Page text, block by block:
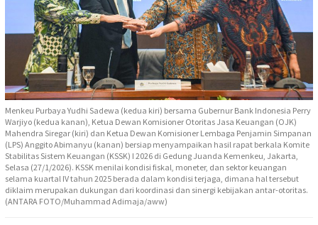
Menkeu Purbaya Yudhi Sadewa (kedua kiri) bersama Gubernur Bank Indonesia Perry
Warjiyo (kedua kanan), Ketua Dewan Komisioner Otoritas Jasa Keuangan (OJK)
Mahendra Siregar (kiri) dan Ketua Dewan Komisioner Lembaga Penjamin Simpanan
(LPS) Anggito Abimanyu (kanan) bersiap menyampaikan hasil rapat berkala Komite
Stabilitas Sistem Keuangan (KSSK) I 2026 di Gedung Juanda Kemenkeu, Jakarta,
Selasa (27/1/2026). KSSK menilai kondisi fiskal, moneter, dan sektor keuangan
selama kuartal IV tahun 2025 berada dalam kondisi terjaga, dimana hal tersebut
diklaim merupakan dukungan dari koordinasi dan sinergi kebijakan antar-otoritas.
(ANTARA FOTO/Muhammad Adimaja/aww)